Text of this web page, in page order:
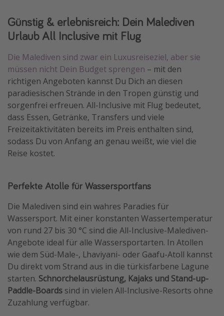
Last Minute Urlaub Mallorca
Last Minute Urlaub Deutschland
Günstig & erlebnisreich: Dein Malediven
Urlaub All Inclusive mit Flug
Die Malediven sind zwar ein Luxusreiseziel, aber sie
müssen nicht Dein Budget sprengen – mit den
richtigen Angeboten kannst Du Dich an diesen
paradiesischen Strände in den Tropen günstig und
sorgenfrei erfreuen. All-Inclusive mit Flug bedeutet,
dass Essen, Getränke, Transfers und viele
Freizeitaktivitäten bereits im Preis enthalten sind,
sodass Du von Anfang an genau weißt, wie viel die
Reise kostet.
Perfekte Atolle für Wassersportfans
Die Malediven sind ein wahres Paradies für
Wassersport. Mit einer konstanten Wassertemperatur
von rund 27 bis 30 °C sind die All-Inclusive-Malediven-
Angebote ideal für alle Wassersportarten. In Atollen
wie dem Süd-Male-, Lhaviyani- oder Gaafu-Atoll kannst
Du direkt vom Strand aus in die türkisfarbene Lagune
starten. Schnorchelausrüstung, Kajaks und Stand-up-
Paddle-Boards sind in vielen All-Inclusive-Resorts ohne
Zuzahlung verfügbar.